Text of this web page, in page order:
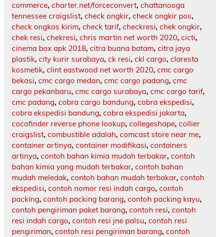
commerce, charter.net/forceconvert, chattanooga
tennessee craigslist, check ongkir, check ongkir pos,
check ongkos kirim, check tarif, checkresi, chek ongkir,
chek resi, chekresi, chris martin net worth 2020, cicti,
cinema box apk 2018, citra buana batam, citra jaya
plastik, city kurir surabaya, ck resi, ckl cargo, claresta
kosmetik, clint eastwood net worth 2020, cmc cargo
bekasi, cmc cargo medan, cmc cargo padang, cmc
cargo pekanbaru, cmc cargo surabaya, cmc cargo tarif,
cmc padang, cobra cargo bandung, cobra ekspedisi,
cobra ekspedisi bandung, cobra ekspedisi jakarta,
cocofinder reverse phone lookup, collegeshape, collier
craigslist, combustible adalah, comcast store near me,
container artinya, container modifikasi, containers
artinya, contoh bahan kimia mudah terbakar, contoh
bahan kimia yang mudah terbakar, contoh bahan
mudah meledak, contoh bahan mudah terbakar, contoh
ekspedisi, contoh nomor resi indah cargo, contoh
packing, contoh packing barang, contoh packing kayu,
contoh pengiriman paket barang, contoh resi, contoh
resi indah cargo, contoh resi jne palsu, contoh resi
pengiriman, contoh resi pengiriman barang, contoh